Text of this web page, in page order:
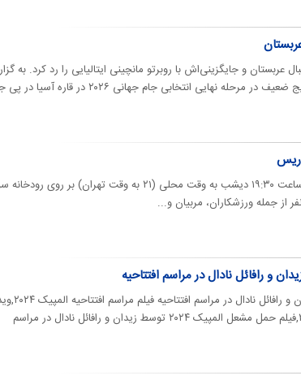
عربستان و جایگزینی‌اش با روبرتو مانچینی ایتالیایی را رد کرد. به
تسنیم، تیم ملی فوتبال عربستان پس از کسب نتایج ضعیف در مرحله نهایی انتخابی جام جهانی ۲۰۲۶
مراسم افتتاحیه بازی‌های المپیک ۲۰۲۴ پاریس از ساعت ۱۹:۳۰ دیشب به وقت محلی (۲۱ به وقت تهران) بر
ورزش سه | حمل مشعل المپیک ۲۰۲۴ توسط زیدان و
از المپیک ۲۰۲۴,فیلم حضور زیدان در المپیک ۲۰۲۴,فیلم حمل مشعل المپیک ۲۰۲۴ توسط زیدان و رافائل نادال در مراسم